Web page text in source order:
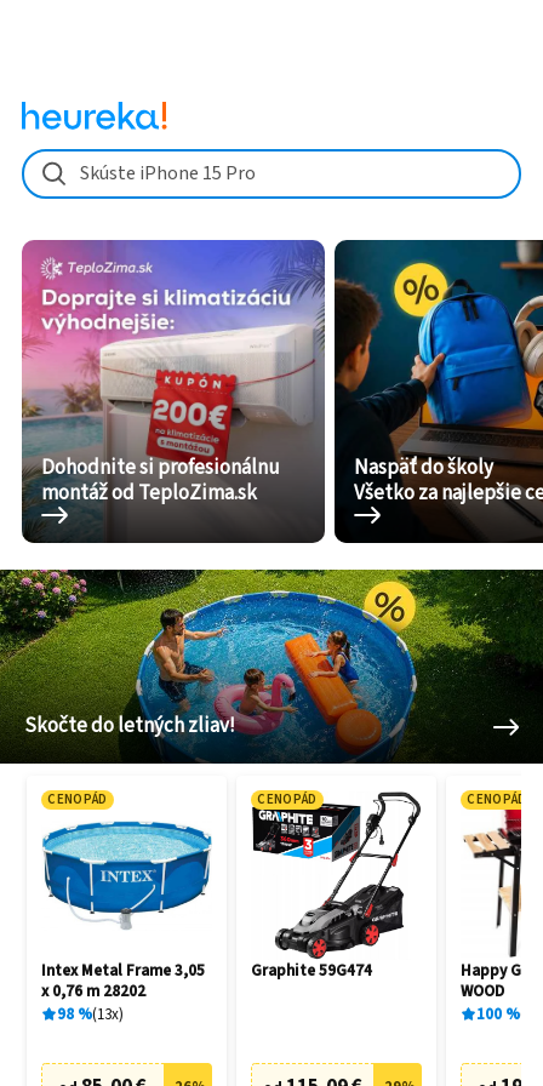
Skúste iPhone 15 Pro
Dohodnite si profesionálnu
montáž od TeploZima.sk
Naspäť do školy
Všetko za najlepšie
Skočte do letných zliav!
CENOPÁD
Intex Metal Frame 3,05
x 0,76 m 28202
98% 13x
CENOPÁD
Graphite 59G474
CENOPÁD
Happy
WOOD
100%